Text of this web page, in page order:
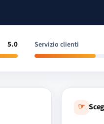
5.0 Servizio clienti
☞